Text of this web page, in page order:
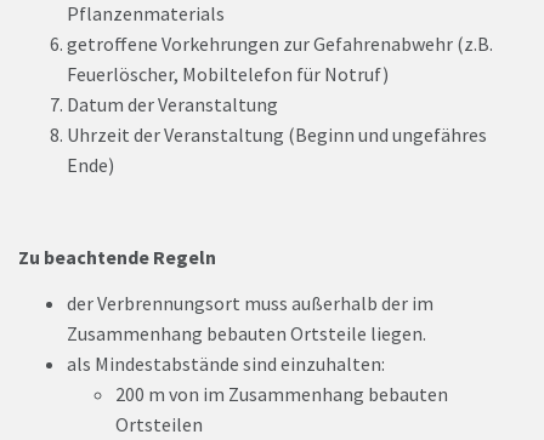
Pflanzenmaterials
getroffene Vorkehrungen zur Gefahrenabwehr (z.B.
Feuerlöscher, Mobiltelefon für Notruf)
Datum der Veranstaltung
Uhrzeit der Veranstaltung (Beginn und ungefähres
Ende)
Zu beachtende Regeln
der Verbrennungsort muss außerhalb der im
Zusammenhang bebauten Ortsteile liegen.
als Mindestabstände sind einzuhalten:
200 m von im Zusammenhang bebauten
Ortsteilen